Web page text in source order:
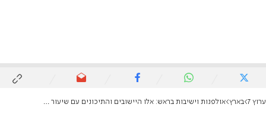
ערוץ 7 בארץ אולפנות וישיבות בראש: אלו היישובים והתיכונים עם שיעור הזכאות לבגרות הגבוה בישראל